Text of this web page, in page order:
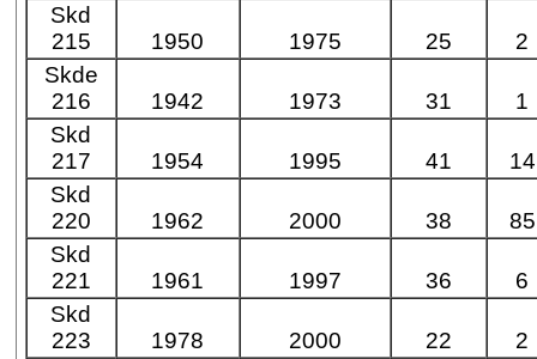
Skd
215
1950 1975 25
2
Skde
216
1942 1973 31
1
Skd
217
1954 1995 41
14
Skd
220
1962 2000 38
85
Skd
221
1961 1997 36
6
Skd
223
1978 2000 22
2